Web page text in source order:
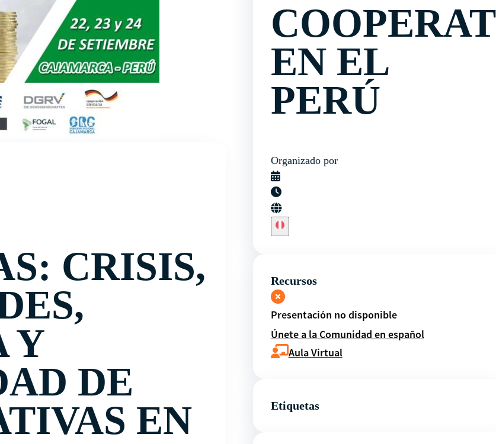
CRISIS,
Y
DE
EN
EN EL
PERÚ
Organizado por
Recursos
Presentación no disponible
Únete a la Comunidad en español
Aula Virtual
Etiquetas